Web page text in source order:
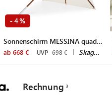
- 4%
Sonnenschirm MESSINA quadratisch
ab 668 € UVP 698 € | Skagerak by Fritz Hansen
Rechnung